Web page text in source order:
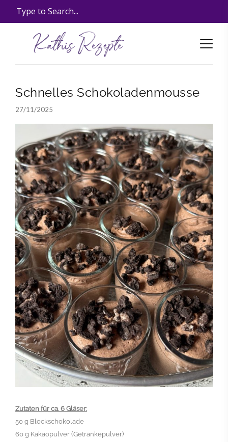
Schnelles Schokoladenmousse
27/11/2025
Zutaten für ca. 6 Gläser:
50 g Blockschokolade
60 g Kakaopulver (Getränkepulver)